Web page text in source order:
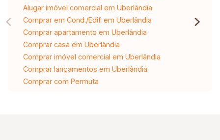
Alugar imóvel comercial em Uberlândia
Comprar em Cond./Edif. em Uberlândia
Comprar apartamento em Uberlândia
Comprar casa em Uberlândia
Comprar imóvel comercial em Uberlândia
Comprar lançamentos em Uberlândia
Comprar com Permuta